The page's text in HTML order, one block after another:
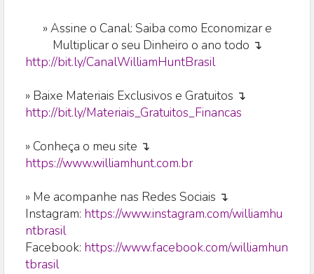
»Assine o Canal: Saiba como Economizar e
Multiplicar o seu Dinheiro o ano todo ↴
http://bit.ly/CanalWilliamHuntBrasil
» Baixe Materiais Exclusivos e Gratuitos ↴
http://bit.ly/Materiais_Gratuitos_Financas
» Conheça o meu site ↴
https://www.williamhunt.com.br
» Me acompanhe nas Redes Sociais ↴
Instagram: https://www.instagram.com/williamhu
ntbrasil
Facebook: https://www.facebook.com/williamhun
tbrasil